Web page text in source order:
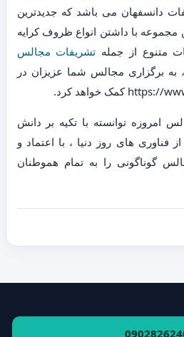
دانسفهان می باشد که جدیدترین
مجموعه با داشتن انواع ظروف کرایه
متنوع از جمله تشریفات مجالس
، به برگزاری مجالس شما عزیزان در
امروزه توانسته با تکیه بر دانش
های روز دنیا ، با اعتماد و
گوناگونی را به تمام هموطنان
با ما